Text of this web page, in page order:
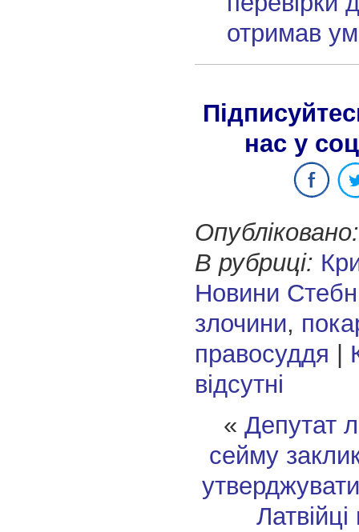
отримав
нас у
Опубліковано:
В рубриці:
Новини
злочини,
правосуддя
відсутні
« Депутат
сейму